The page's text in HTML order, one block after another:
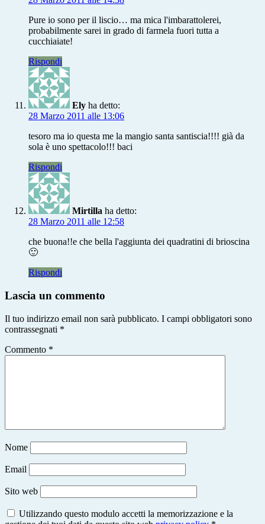
Pure io sono per il liscio… ma mica l'imbarattolerei,
probabilmente sarei in grado di farmela fuori tutta a
cucchiaiate!
Rispondi
Ely ha detto:
28 Marzo 2011 alle 13:06
tesoro ma io questa me la mangio santa santiscia!!!! già da
sola è uno spettacolo!!! baci
Rispondi
Mirtilla ha detto:
28 Marzo 2011 alle 12:58
che buona!!e che bella l'aggiunta dei quadratini di brioscina
🙂
Rispondi
Lascia un commento
Il tuo indirizzo email non sarà pubblicato. I campi obbligatori sono
contrassegnati *
Commento *
Nome
Email
Sito web
Utilizzando questo modulo accetti la memorizzazione e la